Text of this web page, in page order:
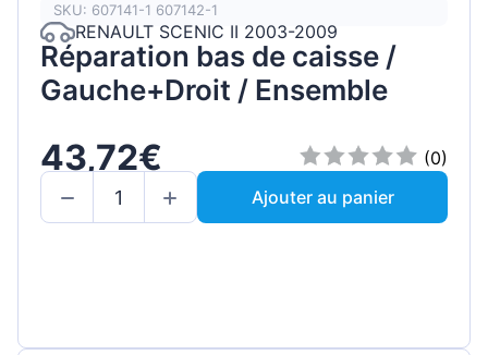
SKU: 607141-1 607142-1
RENAULT SCENIC II 2003-2009
Réparation bas de caisse /
Gauche+Droit / Ensemble
43,72€
(0)
Ajouter au panier